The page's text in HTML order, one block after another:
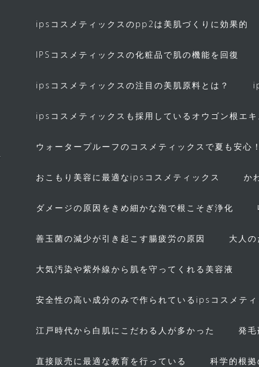
ipsコスメティックスのpp2は美肌づくりに効果的
IPSコスメティックスの化粧品で肌の機能を回復
ipsコスメティックスの注目の美肌原料とは？
ipsコスメティックスも採用しているオウゴン根エ
ウォータープルーフのコスメティックスで夏も安心！
おこもり美容に最適なipsコスメティックス か
ダメージの原因をきめ細かな泡で根こそぎ浄化
善玉菌の減少が引き起こす腸疲労の原因 大人
大気汚染や紫外線から肌を守ってくれる美容液
安全性の高い成分のみで作られているipsコスメテ
江戸時代から白肌にこだわる人が多かった 発
直接販売に最適な教育を行っている 科学的根